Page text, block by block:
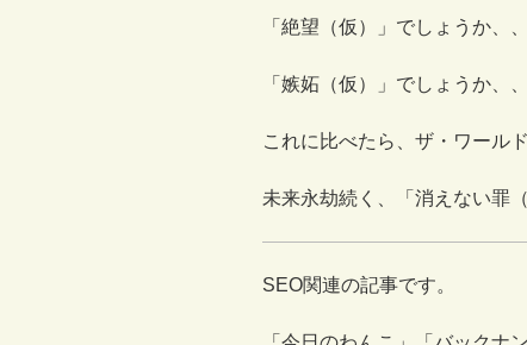
「絶望（仮）」でしょうか、、
「嫉妬（仮）」でしょうか、、
これに比べたら、ザ・ワール
未来永劫続く、「消えない罪
SEO関連の記事です。